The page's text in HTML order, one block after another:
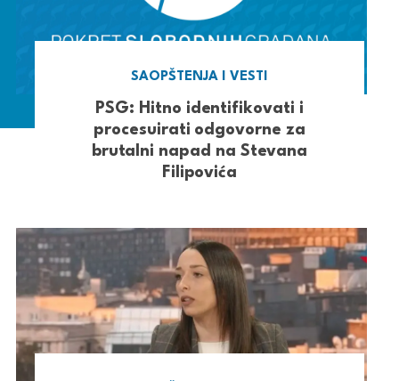
SAOPŠTENJA I VESTI
PSG: Hitno identifikovati i
procesuirati odgovorne za
brutalni napad na Stevana
Filipovića